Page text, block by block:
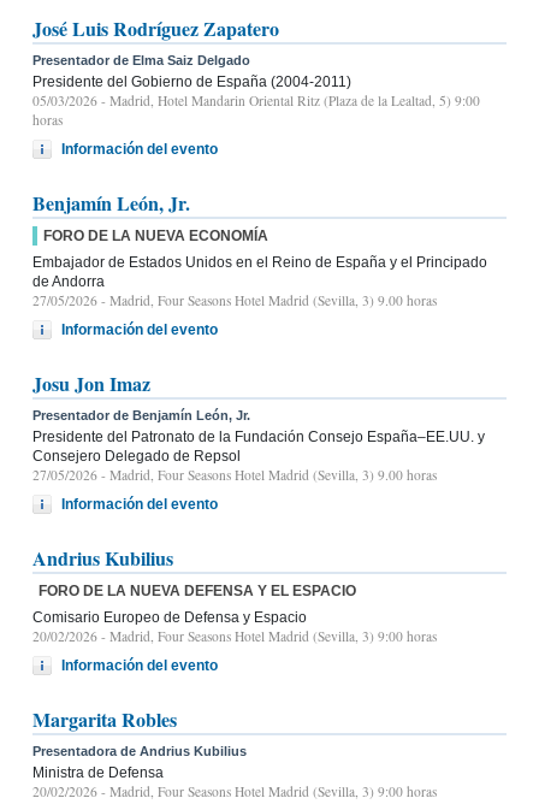
José Luis Rodríguez Zapatero
Presentador de Elma Saiz Delgado
Presidente del Gobierno de España (2004-2011)
05/03/2026 - Madrid, Hotel Mandarin Oriental Ritz (Plaza de la Lealtad, 5) 9:00
horas
Información del evento
Benjamín León, Jr.
FORO DE LA NUEVA ECONOMÍA
Embajador de Estados Unidos en el Reino de España y el Principado
de Andorra
27/05/2026 - Madrid, Four Seasons Hotel Madrid (Sevilla, 3) 9.00 horas
Información del evento
Josu Jon Imaz
Presentador de Benjamín León, Jr.
Presidente del Patronato de la Fundación Consejo España–EE.UU. y
Consejero Delegado de Repsol
27/05/2026 - Madrid, Four Seasons Hotel Madrid (Sevilla, 3) 9.00 horas
Información del evento
Andrius Kubilius
FORO DE LA NUEVA DEFENSA Y EL ESPACIO
Comisario Europeo de Defensa y Espacio
20/02/2026 - Madrid, Four Seasons Hotel Madrid (Sevilla, 3) 9:00 horas
Información del evento
Margarita Robles
Presentadora de Andrius Kubilius
Ministra de Defensa
20/02/2026 - Madrid, Four Seasons Hotel Madrid (Sevilla, 3) 9:00 horas